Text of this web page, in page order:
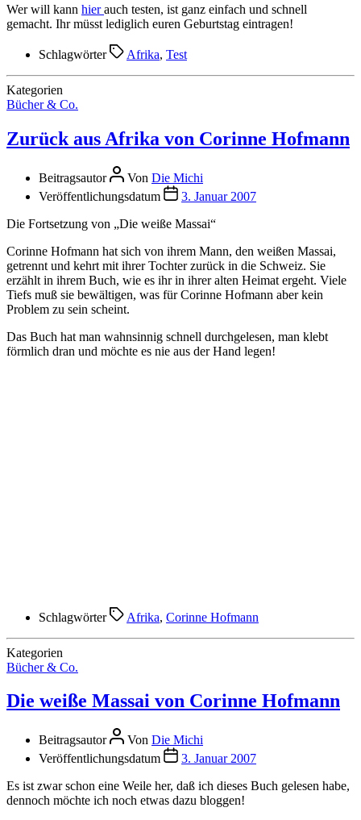
Wer will kann hierauch testen, ist ganz einfach und schnell
gemacht. Ihr müsst lediglich euren Geburtstag eintragen!
Schlagwörter Afrika, Test
Kategorien
Bücher & Co.
Zurück aus Afrika von Corinne Hofmann
Beitragsautor Von Die Michi
Veröffentlichungsdatum
3. Januar 2007
Die Fortsetzung von „Die weiße Massai“
Corinne Hofmann hat sich von ihrem Mann, den weißen Massai,
getrennt und kehrt mit ihrer Tochter zurück in die Schweiz. Sie
erzählt in ihrem Buch, wie es ihr in ihrer alten Heimat ergeht. Viele
Tiefs muß sie bewältigen, was für Corinne Hofmann aber kein
Problem zu sein scheint.
Das Buch hat man wahnsinnig schnell durchgelesen, man klebt
förmlich dran und möchte es nie aus der Hand legen!
Schlagwörter Afrika, Corinne Hofmann
Kategorien
Bücher & Co.
Die weiße Massai von Corinne Hofmann
Beitragsautor Von Die Michi
Veröffentlichungsdatum
3. Januar 2007
Es ist zwar schon eine Weile her, daß ich dieses Buch gelesen habe,
dennoch möchte ich noch etwas dazu bloggen!